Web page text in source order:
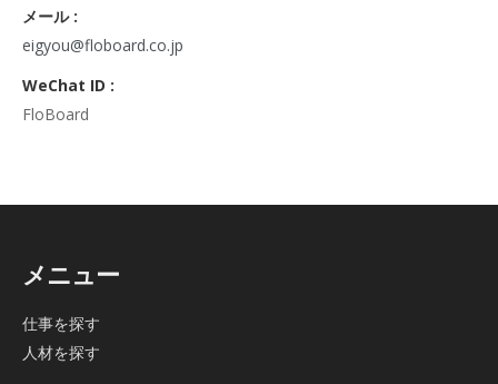
6. 個人情報における任意性について
個人情報のご提供は、ご本人の任意です。ただし、必須項目を
ご入力頂けない場合は本フォームをご利用頂けませんので、ご
了承ください。
メール :
eigyou@floboard.co.jp
WeChat ID :
FloBoard
メニュー
仕事を探す
人材を探す